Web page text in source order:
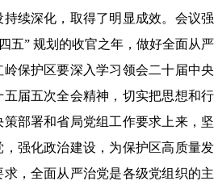
续深化，取得了明显成效。会议强
五” 规划的收官之年，做好全面从严
保护区要深入学习领会二十届中央
届五次全会精神，切实把思想和行
部署和省局党组工作要求上来，坚
强化政治建设，为保护区高质量发
，全面从严治党是各级党组织的主